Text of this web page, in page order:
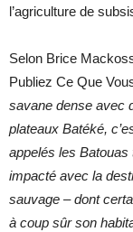
l’agriculture de
Selon Brice
Publiez Ce Que
savane dense avec
plateaux Batéké,
appelés les Batouas
impacté avec la
sauvage – dont
à coup sûr son